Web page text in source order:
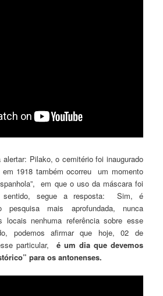
Pilako, o cemitério foi inaugurado
1918 também ocorreu um momento
em que o uso da máscara foi
sentido, segue a resposta: Sim, é
pesquisa mais aprofundada, nunca
locais nenhuma referência sobre esse
podemos afirmar que hoje, 02 de
particular, é um dia que devemos
para os antonenses.